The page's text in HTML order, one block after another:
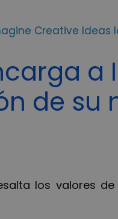
Creative
a
de su
los valores